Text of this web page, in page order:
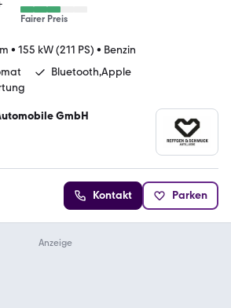
Fairer Preis
• 155 kW (211 PS) • Benzin
Bluetooth,Apple
GmbH
Kontakt Parken